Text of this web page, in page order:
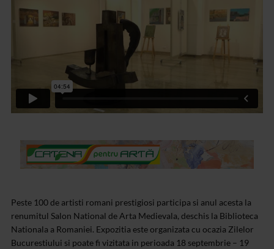
Peste 100 de artisti romani prestigiosi participa si anul acesta la
renumitul Salon National de Arta Medievala, deschis la Biblioteca
Nationala a Romaniei. Expozitia este organizata cu ocazia Zilelor
Bucurestiului si poate fi vizitata in perioada 18 septembrie – 19